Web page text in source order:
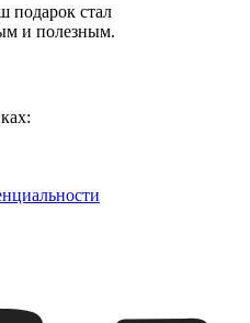
подарок стал
и полезным.